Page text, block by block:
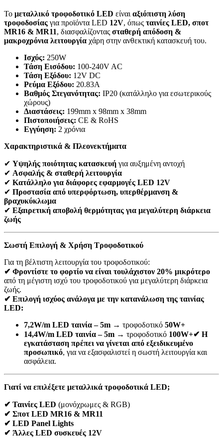
Το μεταλλικό τροφοδοτικό LED είναι αξιόπιστη λύση
τροφοδοσίας για προϊόντα LED 12V, όπως ταινίες LED, σποτ
MR16 & MR11, διασφαλίζοντας σταθερή απόδοση &
μακροχρόνια λειτουργία χάρη στην ανθεκτική κατασκευή του.
Ισχύς: 250W
Τάση Εισόδου: 100-240V AC
Τάση Εξόδου: 12V DC
Ρεύμα Εξόδου: 20.83A
Βαθμός Στεγανότητας: IP20 (κατάλληλο για εσωτερικούς
χώρους)
Διαστάσεις: 199mm x 98mm x 38mm
Πιστοποιήσεις: CE & RoHS
Εγγύηση: 2 χρόνια
Χαρακτηριστικά & Πλεονεκτήματα
✔ Υψηλής ποιότητας κατασκευή για αυξημένη αντοχή
✔ Ασφαλής & σταθερή λειτουργία
✔ Κατάλληλο για διάφορες εφαρμογές LED 12V
✔ Προστασία από υπερφόρτωση, υπερθέρμανση &
βραχυκύκλωμα
✔ Εξαιρετική αποβολή θερμότητας για μεγαλύτερη διάρκεια
ζωής
Σωστή Επιλογή & Χρήση Τροφοδοτικού
Για τη βέλτιστη λειτουργία του τροφοδοτικού:
✔ Φροντίστε το φορτίο να είναι τουλάχιστον 20% μικρότερο
από τη μέγιστη ισχύ του τροφοδοτικού για μεγαλύτερη διάρκεια
ζωής.
✔ Επιλογή ισχύος ανάλογα με την κατανάλωση της ταινίας
LED:
7,2W/m LED ταινία – 5m → τροφοδοτικό 50W+
14,4W/m LED ταινία – 5m → τροφοδοτικό 100W+✔ Η
εγκατάσταση πρέπει να γίνεται από εξειδικευμένο
προσωπικό, για να εξασφαλιστεί η σωστή λειτουργία και
ασφάλεια.
Γιατί να επιλέξετε μεταλλικά τροφοδοτικά LED;
✔ Ταινίες LED (μονόχρωμες & RGB)
✔ Σποτ LED MR16 & MR11
✔ LED Panel Lights
✔ Άλλες LED συσκευές 12V